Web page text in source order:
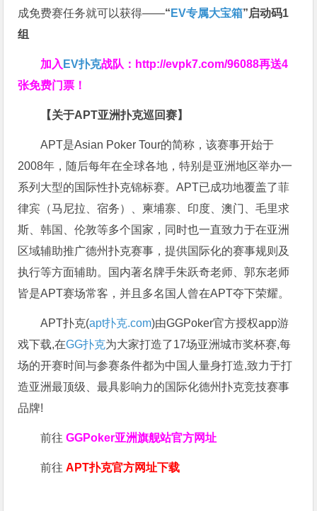
成免费赛任务就可以获得——“ EV专属大宝箱”启动码1
组
加入 EV扑克战队： http://evpk7.com/96088再送4
张免费门票！
【关于APT亚洲扑克巡回赛】
APT是Asian Poker Tour的简称，该赛事开始于
2008年，随后每年在全球各地，特别是亚洲地区举办一
系列大型的国际性扑克锦标赛。APT已成功地覆盖了菲
律宾（马尼拉、宿务）、柬埔寨、印度、澳门、毛里求
斯、韩国、伦敦等多个国家，同时也一直致力于在亚洲
区域辅助推广德州扑克赛事，提供国际化的赛事规则及
执行等方面辅助。国内著名牌手朱跃奇老师、郭东老师
皆是APT赛场常客，并且多名国人曾在APT夺下荣耀。
APT扑克(apt扑克.com)由GGPoker官方授权app游
戏下载,在GG扑克为大家打造了17场亚洲城市奖杯赛,每
场的开赛时间与参赛条件都为中国人量身打造,致力于打
造亚洲最顶级、最具影响力的国际化德州扑克竞技赛事
品牌!
前往GGPoker亚洲旗舰站官方网址
前往 APT扑克官方网址下载